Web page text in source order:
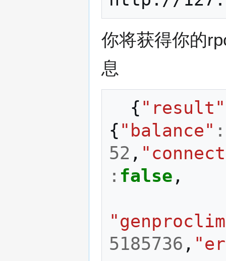
你将获得你的
息
{ "result"
{ "balance" :
52 ,
: false ,
5185736 ,